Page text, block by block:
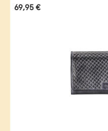
Regulärer Preis:
69,95 €